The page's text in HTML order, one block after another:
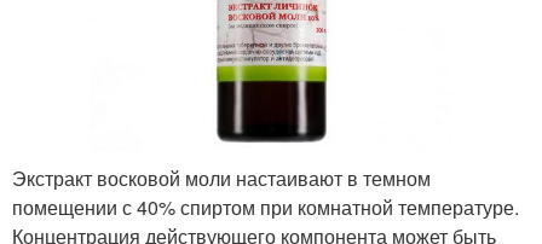
Экстракт восковой моли настаивают в темном
помещении с 40% спиртом при комнатной температуре.
Концентрация действующего компонента может быть